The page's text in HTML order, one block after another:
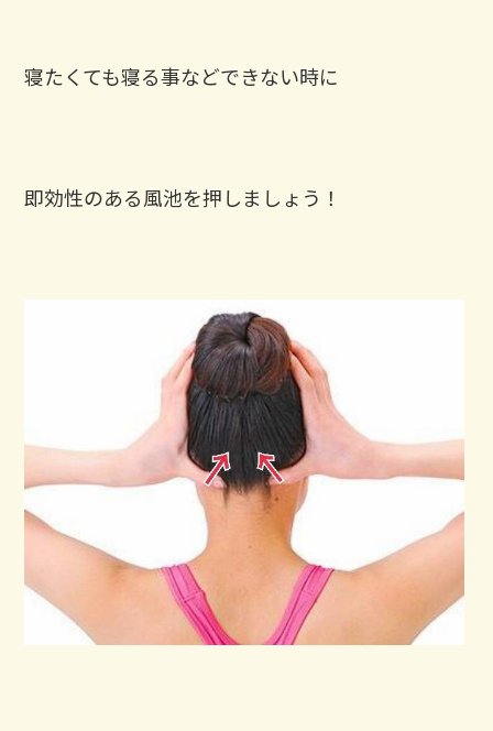
寝たくても寝る事などできない時に
即効性のある風池を押しましょう！